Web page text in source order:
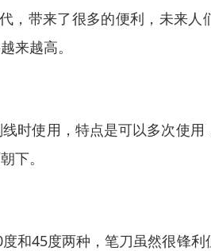
，带来了很多的便利，未来人
来越高。
使用，特点是可以多次使用
下。
45度两种，笔刀虽然很锋利